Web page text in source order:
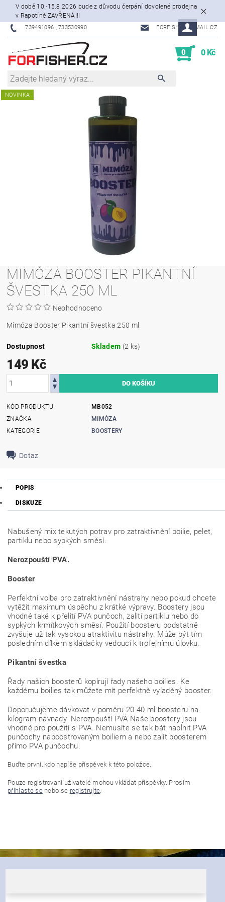
V době 10.-15.8.2026 bude z důvodu čerpání dovolené prodejna
v Rapotíně ZAVŘENÁ!!!
739491096 , 733530990 FORFISHER@EMAIL.CZ
0 0 Kč
NOVINKA
MIMÓZA BOOSTER PIKANTNÍ
ŠVESTKA 250 ML
Neohodnoceno
Mimóza Booster Pikantní švestka 250 ml
Dostupnost Skladem (2 ks)
149 Kč
KÓD PRODUKTU
MB052
ZNAČKA
MIMÓZA
KATEGORIE
BOOSTERY
Dotaz
POPIS
DISKUZE
Nabušený mix tekutých potrav pro zatraktivnění boilie, pelet,
partiklu nebo sypkých směsí.
Nerozpouští PVA.
Booster
Perfektní volba pro zatraktivnění nástrahy nebo pokud chcete
vytěžit maximum úspěchu z krátké výpravy. Boostery jsou
vhodné také k přelití PVA punčoch, zalití partiklu nebo do
sypkých krmítkových směsí. Použití boosteru podstatně
zvyšuje už tak vysokou atraktivitu nástrahy. Může být tím
posledním dílkem skládačky vedoucí k trofejnímu úlovku.
Pikantní švestka
Řady našich boosterů kopírují řady našeho boilies. Ke
každému boilies tak můžete mít perfektně vyladěný booster.
Doporučujeme dávkovat v poměru 20-40 ml boosteru na
kilogram návnady. Nerozpouští PVA Naše boostery jsou
vhodné pro použití s PVA. Nemusíte se tak bát naplnit PVA
punčochy naboostrovaným boiliem a nebo zalít boosterem
přímo PVA punčochu.
Buďte první, kdo napíše příspěvek k této položce.
Pouze registrovaní uživatelé mohou vkládat příspěvky. Prosím
přihlaste senebo se registrujte.